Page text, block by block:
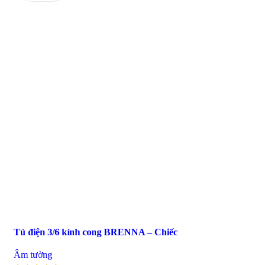
Tủ điện 3/6 kính cong BRENNA – Chiếc
Âm tường